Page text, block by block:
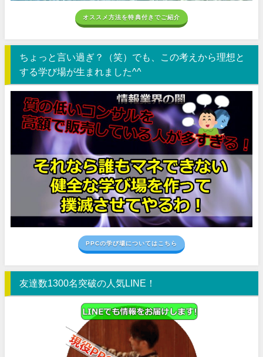
オススメ方法を特典付きでご紹介
ちょっと言い過ぎ？（笑）でも、この考えから理想と
する学び場が生まれました^^
PPCの学び場についてはこちら
友達数1300名突破の人気LINE！